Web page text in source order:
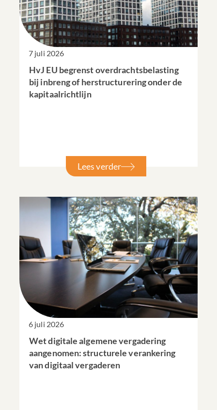
7 juli 2026
HvJ EU begrenst overdrachtsbelasting
bij inbreng of herstructurering onder de
kapitaalrichtlijn
Lees verder
6 juli 2026
Wet digitale algemene vergadering
aangenomen: structurele verankering
van digitaal vergaderen